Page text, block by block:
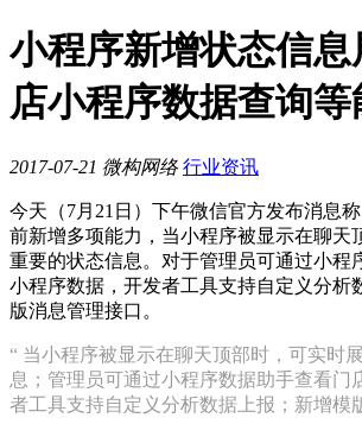
小程序新增状态信息
店小程序数据查询等
2017-07-21 微构网络 行业资讯
今天（7月21日）下午微信官方发布消息
前新增多项能力，当小程序被显示在聊天
重要的状态信息。对于管理员可通过小程
小程序数据，开发者工具支持自定义分析
版消息管理接口。
“ 当小程序被显示在聊天顶部时，可实时
息；管理员可通过小程序数据助手查看门
者工具支持自定义分析数据上报；新增模